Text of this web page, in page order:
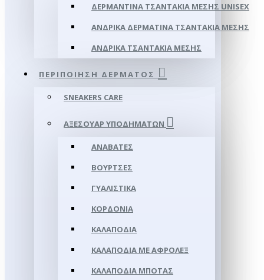
ΔΕΡΜΆΝΤΙΝΑ ΤΣΑΝΤΆΚΙΑ ΜΈΣΗΣ UNISEX
ΑΝΔΡΙΚΆ ΔΕΡΜΆΤΙΝΑ ΤΣΑΝΤΆΚΙΑ ΜΈΣΗΣ
ΑΝΔΡΙΚΆ ΤΣΑΝΤΆΚΙΑ ΜΈΣΗΣ
ΠΕΡΙΠΟΊΗΣΗ ΔΈΡΜΑΤΟΣ
SNEAKERS CARE
ΑΞΕΣΟΥΑΡ ΥΠΟΔΗΜΆΤΩΝ
ΑΝΑΒΆΤΕΣ
ΒΟΎΡΤΣΕΣ
ΓΥΑΛΙΣΤΙΚΆ
ΚΟΡΔΌΝΙΑ
ΚΑΛΑΠΌΔΙΑ
ΚΑΛΑΠΌΔΙΑ ΜΕ ΑΦΡΟΛΕΞ
ΚΑΛΑΠΌΔΙΑ ΜΠΌΤΑΣ